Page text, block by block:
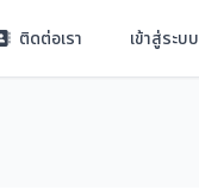
ติดต่อเรา เข้าสู่ระบบ